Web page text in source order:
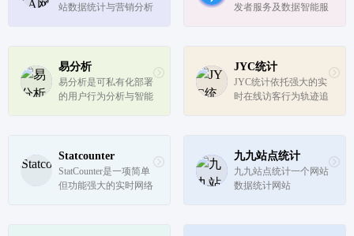
站数据统计与营销分析
供更加精准全面的来路
统计分析、数据报表可
视化、网站分析能力、
发者服务及数据智能服
2021年已累计服务230
万移动应用和950万家
网站。19年友盟+战略
易分析
易分析是可私有化部署
的用户行为分析与智能
能运营,前端性能分析,
政务服务分析,用户行
为录屏,用户录屏分析
JYC统计
JYC统计依托强大的实
时在线访客行为轨迹追
统、用户行为分析系
统、WEB访问审计系
统、网络广告效果监测
Statcounter
StatCounter是一项简单
但功能强大的实时网络
九九站点统计
九九站点统计一个网站
数据统计网站